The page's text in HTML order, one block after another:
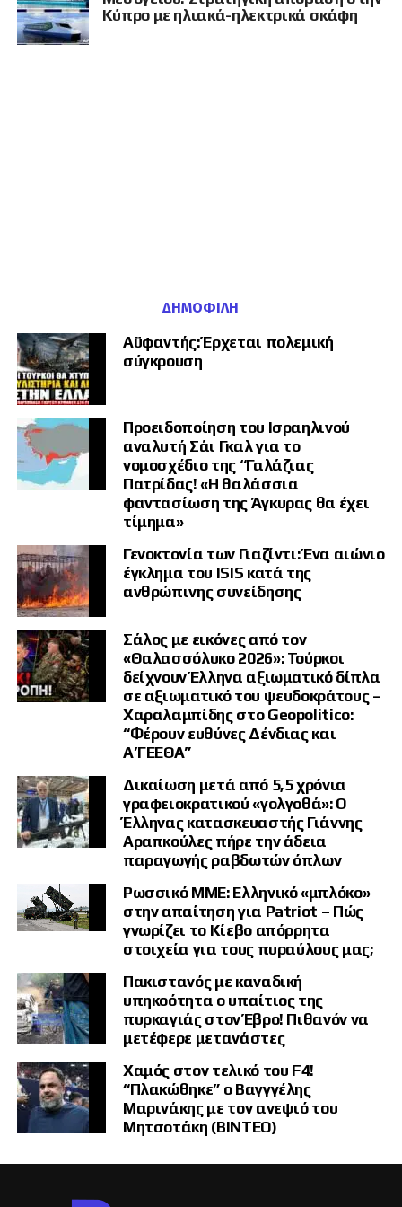
Κύπρο με ηλιακά-ηλεκτρικά σκάφη
ΔΗΜΟΦΙΛΉ
Αϋφαντής: Έρχεται πολεμική
σύγκρουση
Προειδοποίηση του Ισραηλινού
αναλυτή Σάι Γκαλ για το
νομοσχέδιο της “Γαλάζιας
Πατρίδας! «Η θαλάσσια
φαντασίωση της Άγκυρας θα έχει
τίμημα»
Γενοκτονία των Γιαζίντι: Ένα αιώνιο
έγκλημα του ISIS κατά της
ανθρώπινης συνείδησης
Σάλος με εικόνες από τον
«Θαλασσόλυκο 2026»: Τούρκοι
δείχνουν Έλληνα αξιωματικό δίπλα
σε αξιωματικό του ψευδοκράτους –
Χαραλαμπίδης στο Geopolitico:
“Φέρουν ευθύνες Δένδιας και
Α’ΓΕΕΘΑ”
Δικαίωση μετά από 5,5 χρόνια
γραφειοκρατικού «γολγοθά»: Ο
Έλληνας κατασκευαστής Γιάννης
Αραπκούλες πήρε την άδεια
παραγωγής ραβδωτών όπλων
Ρωσσικό ΜΜΕ: Ελληνικό «μπλόκο»
στην απαίτηση για Patriot – Πώς
γνωρίζει το Κίεβο απόρρητα
στοιχεία για τους πυραύλους μας;
Πακιστανός με καναδική
υπηκοότητα ο υπαίτιος της
πυρκαγιάς στον Έβρο! Πιθανόν να
μετέφερε μετανάστες
Χαμός στον τελικό του F4!
“Πλακώθηκε” ο Βαγγγέλης
Μαρινάκης με τον ανεψιό του
Μητσοτάκη (ΒΙΝΤΕΟ)